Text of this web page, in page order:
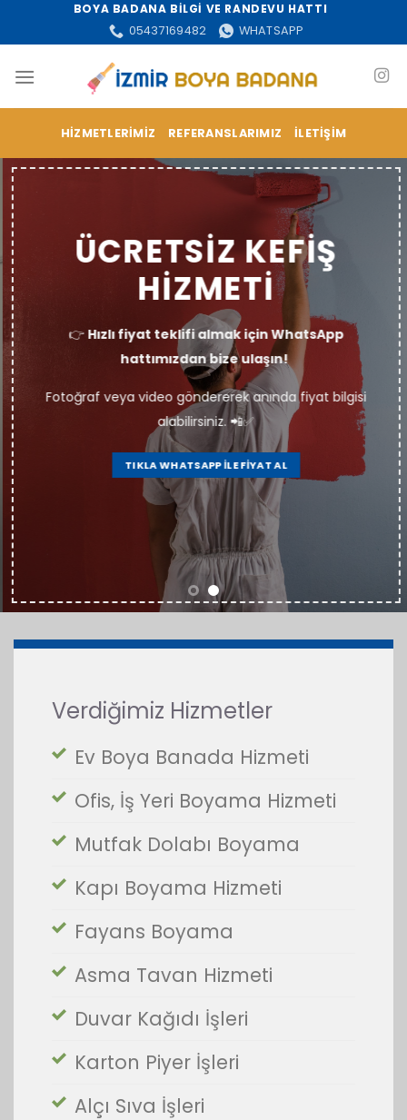
BOYA BADANA BİLGİ VE RANDEVU HATTI
05437169482
WHATSAPP
HIZMETLERIMIZ REFERANSLARIMIZ İLETIŞIM
ÜCRETSİZ KEFİŞ
HİZMETİ
👉 Hızlı fiyat teklifi almak için WhatsApp
hattımızdan bize ulaşın!
Fotoğraf veya video göndererek anında fiyat bilgisi
alabilirsiniz. 📲✅
TIKLA WHATSAPP İLE FİYAT AL
Verdiğimiz Hizmetler
Ev Boya Banada Hizmeti
Ofis, İş Yeri Boyama Hizmeti
Mutfak Dolabı Boyama
Kapı Boyama Hizmeti
Fayans Boyama
Asma Tavan Hizmeti
Duvar Kağıdı İşleri
Karton Piyer İşleri
Alçı Sıva İşleri